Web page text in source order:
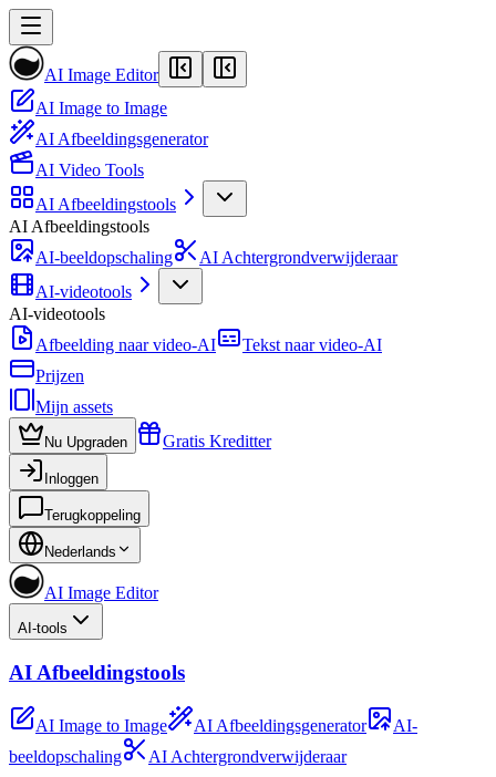
AI Image Editor
AI Image to Image
AI Afbeeldingsgenerator
AI Video Tools
AI Afbeeldingstools
AI Afbeeldingstools
AI-beeldopschaling
AI Achtergrondverwijderaar
AI-videotools
AI-videotools
Afbeelding naar video-AI
Tekst naar video-AI
Prijzen
Mijn assets
Nu Upgraden Gratis Kreditter
Inloggen
Terugkoppeling
Nederlands
AI Image Editor
AI-tools
AI Afbeeldingstools
AI Image to Image AI Afbeeldingsgenerator
AI-
beeldopschaling
AI Achtergrondverwijderaar